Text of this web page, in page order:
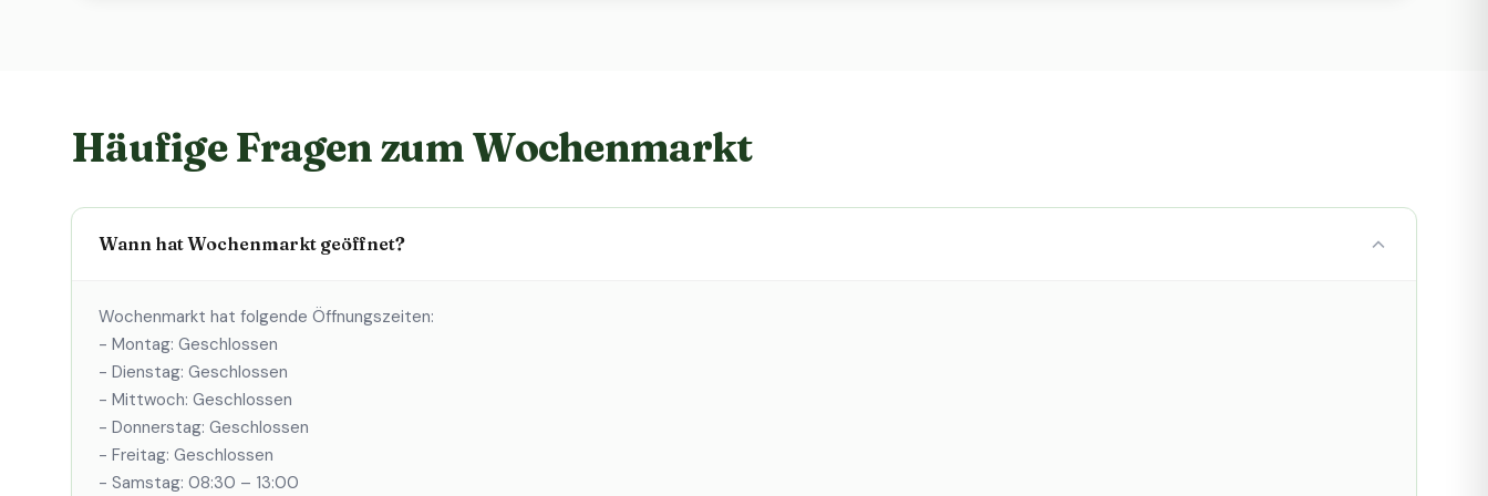
Häufige Fragen zum Wochenmarkt
Wann hat Wochenmarkt geöffnet?
Wochenmarkt hat folgende Öffnungszeiten:
- Montag: Geschlossen
- Dienstag: Geschlossen
- Mittwoch: Geschlossen
- Donnerstag: Geschlossen
- Freitag: Geschlossen
- Samstag: 08:30 – 13:00